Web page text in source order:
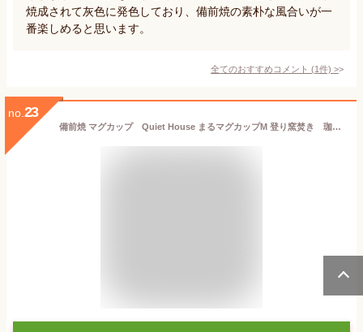
焼成されて灰色に発色しており、備前焼の素朴な風合いが一
番楽しめると思います。
全てのおすすめコメント (1件) >
no. 23
備前焼 マグカップ Quiet House まるマグカップM 登り窯焚き 珈琲カップ クワイエットハウス 食器 Q22aw-maruM067